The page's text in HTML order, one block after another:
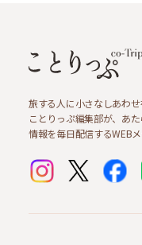
旅する人に小さなしあわせ
ことりっぷ編集部が、あ
情報を毎日配信するWEBメ